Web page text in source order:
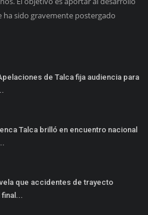
sido gravemente postergado
de Talca fija audiencia para
Talca brilló en encuentro nacional
que accidentes de trayecto